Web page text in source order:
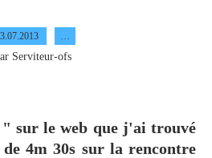
Serviteur-ofs
sur le web que j'ai trouvé
4m 30s sur la rencontre